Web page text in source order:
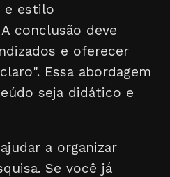
e estilo
conclusão deve
e oferecer
Essa abordagem
seja didático e
a organizar
Se você já